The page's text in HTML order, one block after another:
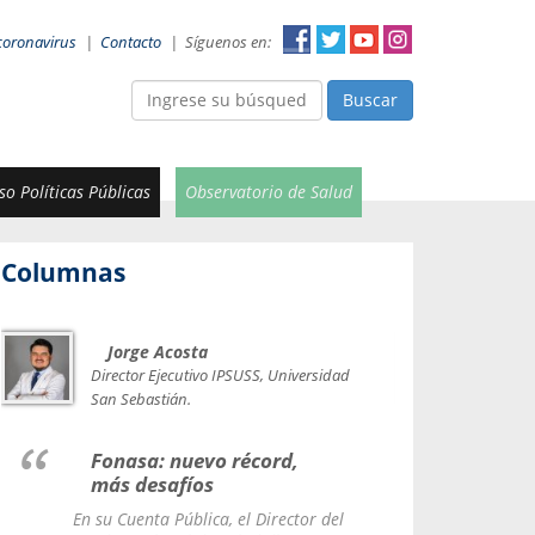
| Contacto | Síguenos en:
Buscar
Políticas Públicas Observatorio de Salud
Columnas
Jorge Acosta
Director Ejecutivo IPSUSS, Universidad
San Sebastián.
Fonasa: nuevo récord,
más desafíos
En su Cuenta Pública, el Director del